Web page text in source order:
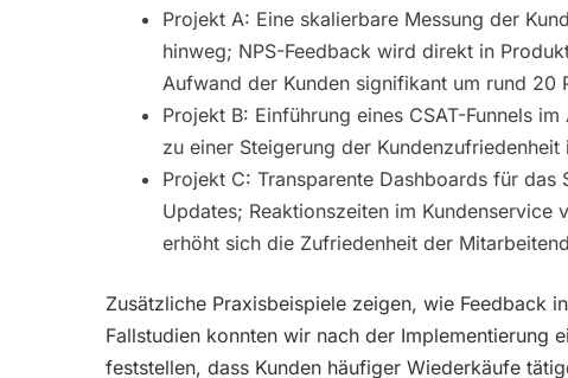
Projekt A: Eine skalierbare Messung der
hinweg; NPS-Feedback wird direkt in
Aufwand der Kunden signifikant um rund 20
Projekt B: Einführung eines CSAT-Funnels
zu einer Steigerung der
Projekt C: Transparente Dashboards für
Updates; Reaktionszeiten im
erhöht sich die Zufriedenheit der
Zusätzliche Praxisbeispiele zeigen, wie Feedback
Fallstudien konnten wir nach der Implementierung
feststellen, dass Kunden häufiger Wiederkäufe